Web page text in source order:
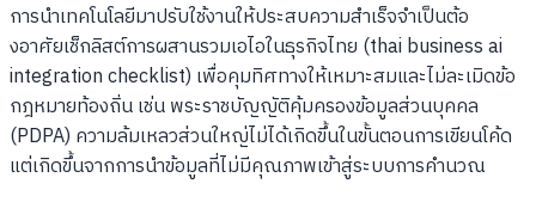
การนำเทคโนโลยีมาปรับใช้งานให้ประสบความสำเร็จจำเป็นต้อ
งอาศัยเช็กลิสต์การผสานรวมเอไอในธุรกิจไทย (thai business ai
integration checklist) เพื่อคุมทิศทางให้เหมาะสมและไม่ละเมิดข้อ
กฎหมายท้องถิ่น เช่น พระราชบัญญัติคุ้มครองข้อมูลส่วนบุคคล
(PDPA) ความล้มเหลวส่วนใหญ่ไม่ได้เกิดขึ้นในขั้นตอนการเขียนโค้ด
แต่เกิดขึ้นจากการนำข้อมูลที่ไม่มีคุณภาพเข้าสู่ระบบการคำนวณ